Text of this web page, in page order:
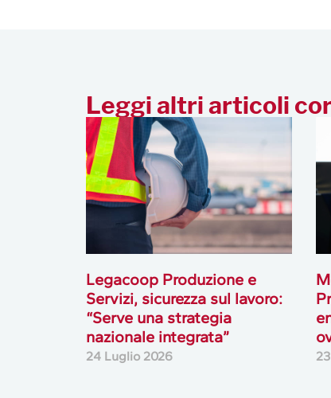
Leggi altri articoli
Legacoop Produzione e
Servizi, sicurezza sul lavoro:
“Serve una strategia
nazionale integrata”
24 Luglio 2026